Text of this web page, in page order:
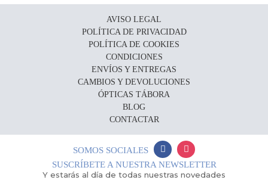
AVISO LEGAL
POLÍTICA DE PRIVACIDAD
POLÍTICA DE COOKIES
CONDICIONES
ENVÍOS Y ENTREGAS
CAMBIOS Y DEVOLUCIONES
ÓPTICAS TÁBORA
BLOG
CONTACTAR
SOMOS SOCIALES
SUSCRÍBETE A NUESTRA NEWSLETTER
Y estarás al día de todas nuestras novedades